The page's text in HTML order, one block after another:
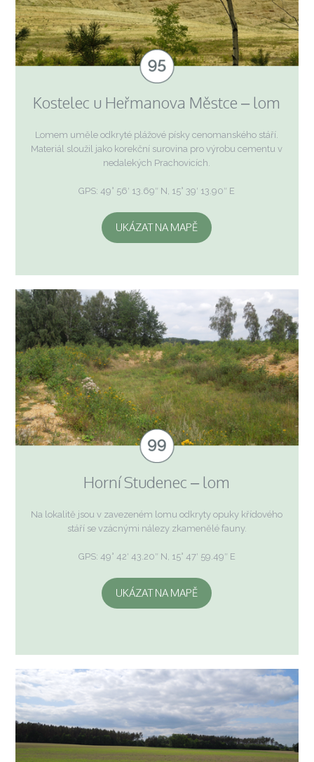
Kostelec u Heřmanova Městce – lom
Lomem uměle odkryté plážové písky cenomanského stáří.
Materiál sloužil jako korekční surovina pro výrobu cementu v
nedalekých Prachovicích.
GPS: 49° 56′ 13.69″ N, 15° 39′ 13.90″ E
UKÁZAT NA MAPĚ
Horní Studenec – lom
Na lokalitě jsou v zavezeném lomu odkryty opuky křídového
stáří se vzácnými nálezy zkamenělé fauny.
GPS: 49° 42′ 43.20″ N, 15° 47′ 59.49″ E
UKÁZAT NA MAPĚ